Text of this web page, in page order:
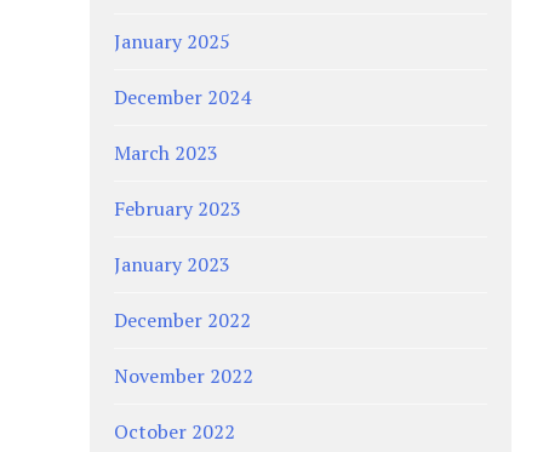
January 2025
December 2024
March 2023
February 2023
January 2023
December 2022
November 2022
October 2022